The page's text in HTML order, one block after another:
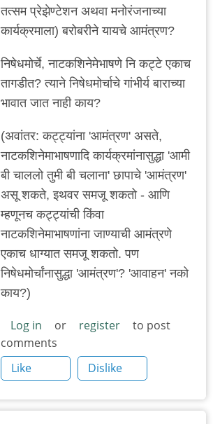
चिंतातुर
जंतू
तत्सम प्रेझेण्टेशन अथवा मनोरंजनाच्या
कार्यक्रमाला) बरोबरीने यायचे आमंत्रण?
निषेधमोर्चे, नाटकशिनेमेभाषणे नि कट्टे एकाच
तागडीत? त्याने निषेधमोर्चाचे गांभीर्य बाराच्या
भावात जात नाही काय?
(अवांतर: कट्ट्यांना 'आमंत्रण' असते,
नाटकशिनेमाभाषणादि कार्यक्रमांनासुद्धा 'आमी
बी चाललो तुमी बी चलाना' छापाचे 'आमंत्रण'
असू शकते, इथवर समजू शकतो - आणि
म्हणूनच कट्ट्यांची किंवा
नाटकशिनेमाभाषणांना जाण्याची आमंत्रणे
एकाच धाग्यात समजू शकतो. पण
निषेधमोर्चांनासुद्धा 'आमंत्रण'? 'आवाहन' नको
काय?)
Log in or register
to post
comments
Like
Dislike